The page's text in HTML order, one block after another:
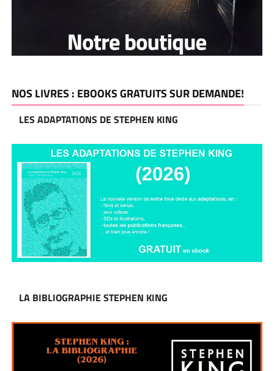
NOS LIVRES : EBOOKS GRATUITS SUR DEMANDE!
LES ADAPTATIONS DE STEPHEN KING
LA BIBLIOGRAPHIE STEPHEN KING